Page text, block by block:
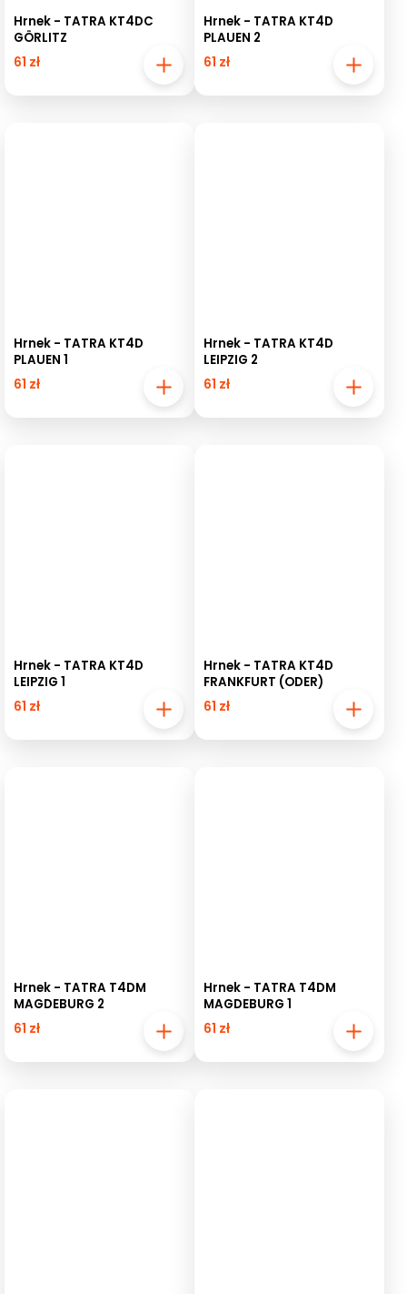
Hrnek - TATRA KT4DC
GÖRLITZ
61 zł
Hrnek - TATRA KT4D
PLAUEN 2
61 zł
Hrnek - TATRA KT4D
PLAUEN 1
61 zł
Hrnek - TATRA KT4D
LEIPZIG 2
61 zł
Hrnek - TATRA KT4D
LEIPZIG 1
61 zł
Hrnek - TATRA KT4D
FRANKFURT (ODER)
61 zł
Hrnek - TATRA T4DM
MAGDEBURG 2
61 zł
Hrnek - TATRA T4DM
MAGDEBURG 1
61 zł